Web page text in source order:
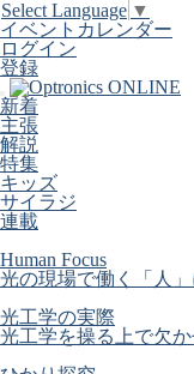
Select Language ▼
イベントカレンダー
ログイン
登録
新着
主張
解説
特集
キッズ
サイラジ
連載
Human Focus
光の現場で働く「人
光工学の実際
光工学を操る上で欠